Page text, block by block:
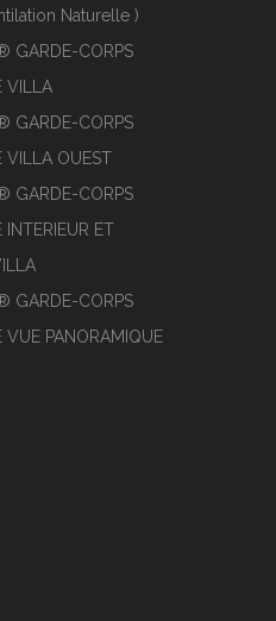
Naturelle )
GARDE-CORPS
VILLA
GARDE-CORPS
VILLA OUEST
GARDE-CORPS
ET
GARDE-CORPS
VUE PANORAMIQUE